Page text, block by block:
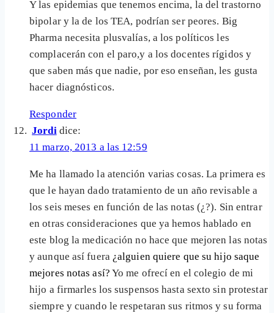
Y las epidemias que tenemos encima, la del trastorno
bipolar y la de los TEA, podrían ser peores. Big
Pharma necesita plusvalías, a los políticos les
complacerán con el paro,y a los docentes rígidos y
que saben más que nadie, por eso enseñan, les gusta
hacer diagnósticos.
Responder
Jordi dice:
11 marzo, 2013 a las 12:59
Me ha llamado la atención varias cosas. La primera es
que le hayan dado tratamiento de un año revisable a
los seis meses en función de las notas (¿?). Sin entrar
en otras consideraciones que ya hemos hablado en
este blog la medicación no hace que mejoren las notas
y aunque así fuera ¿alguien quiere que su hijo saque
mejores notas así? Yo me ofrecí en el colegio de mi
hijo a firmarles los suspensos hasta sexto sin protestar
siempre y cuando le respetaran sus ritmos y su forma